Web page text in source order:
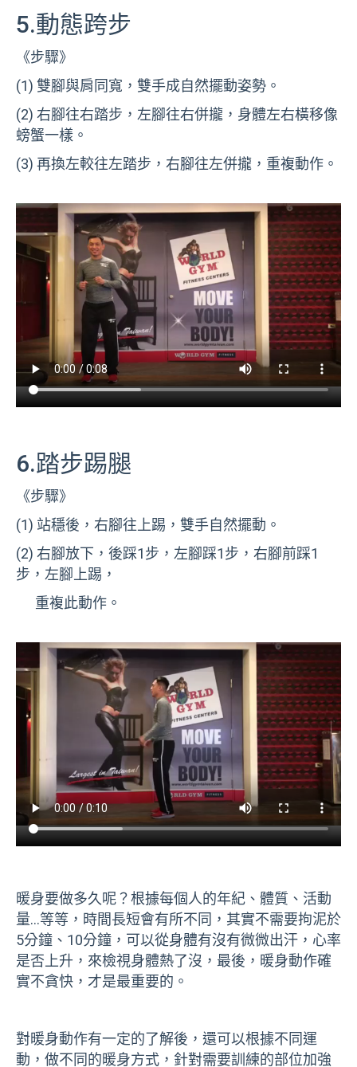
5.動態跨步
《步驟》
(1) 雙腳與肩同寬，雙手成自然擺動姿勢。
(2) 右腳往右踏步，左腳往右併攏，身體左右橫移像
螃蟹一樣。
(3) 再換左較往左踏步，右腳往左併攏，重複動作。
6.踏步踢腿
《步驟》
(1) 站穩後，右腳往上踢，雙手自然擺動。
(2) 右腳放下，後踩1步，左腳踩1步，右腳前踩1
步，左腳上踢，
重複此動作。
暖身要做多久呢？根據每個人的年紀、體質、活動
量…等等，時間長短會有所不同，其實不需要拘泥於
5分鐘、10分鐘，可以從身體有沒有微微出汗，心率
是否上升，來檢視身體熱了沒，最後，暖身動作確
實不貪快，才是最重要的。
對暖身動作有一定的了解後，還可以根據不同運
動，做不同的暖身方式，針對需要訓練的部位加強